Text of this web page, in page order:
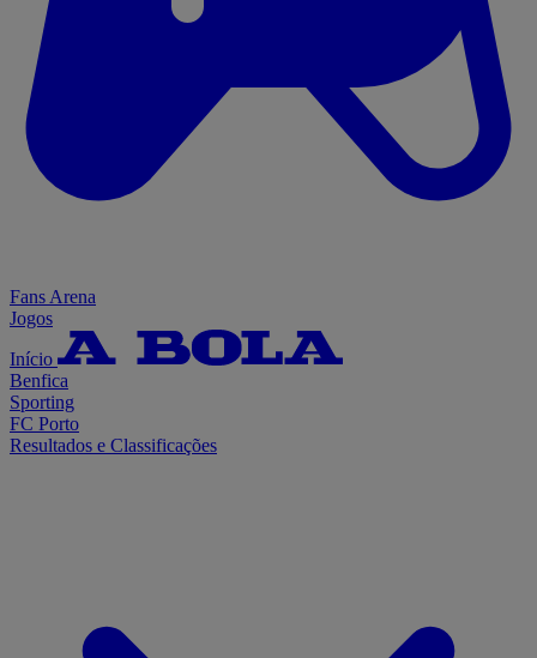
Fans Arena
Jogos
Início
Benfica
Sporting
FC Porto
Resultados e Classificações